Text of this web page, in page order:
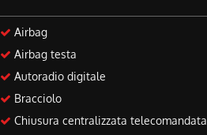
Airbag
Airbag testa
Autoradio digitale
Bracciolo
Chiusura centralizzata telecomandata